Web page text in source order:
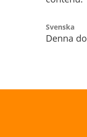
Svenska
Denna